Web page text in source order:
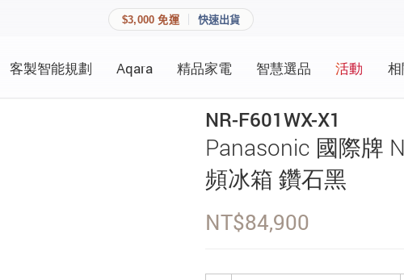
$3,000 免運 快速出貨
客製智能規劃 Aqara 精品家電 智慧選品 活動
NR-F601WX-X1
Panasonic 國際牌
頻冰箱 鑽石黑
NT$84,900
會員資料管理
加入 JARVIS VIP